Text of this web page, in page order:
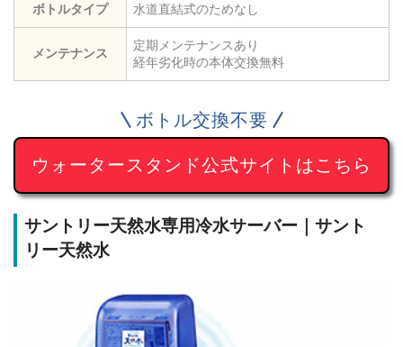
ボトルタイプ 水道直結式のためなし
メンテナンス
定期メンテナンスあり
経年劣化時の本体交換無料
ボトル交換不要
ウォータースタンド公式サイトはこちら
サントリー天然水専用冷水サーバー｜サント
リー天然水